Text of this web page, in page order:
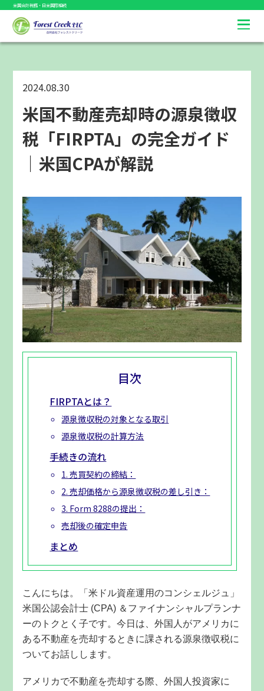
米国会計税務・日米国際相続
2024.08.30
米国不動産売却時の源泉徴収
税「FIRPTA」の完全ガイド
｜米国CPAが解説
目次
FIRPTAとは？
源泉徴収税の対象となる取引
源泉徴収税の計算方法
手続きの流れ
1. 売買契約の締結：
2. 売却価格から源泉徴収税の差し引き：
3. Form 8288の提出：
売却後の確定申告
まとめ
こんにちは。「米ドル資産運用のコンシェルジュ」
米国公認会計士 (CPA) ＆ファイナンシャルプランナ
ーのトクとく子です。今日は、外国人がアメリカに
ある不動産を売却するときに課される源泉徴収税に
ついてお話しします。
アメリカで不動産を売却する際、外国人投資家に